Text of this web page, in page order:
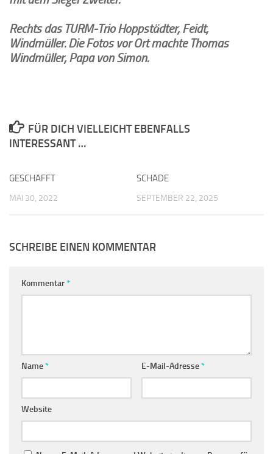
Rechts das TURM-Trio Hoppstädter, Feidt,
Windmüller. Die Fotos vor Ort machte Thomas
Windmüller, Papa von Simon.
FÜR DICH VIELLEICHT EBENFALLS
INTERESSANT …
GESCHAFFT
MAI 30, 2022
SCHADE
SEPTEMBER 22, 2025
SCHREIBE EINEN KOMMENTAR
Kommentar*
Name* E-Mail-Adresse*
Website